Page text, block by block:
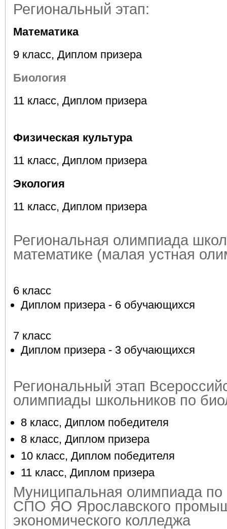
Региональный этап:
Математика
9 класс, Диплом призера
Биология
11 класс, Диплом призера
Физическая культура
11 класс, Диплом призера
Экология
11 класс, Диплом призера
Региональная олимпиада
математике (малая устная
6 класс
Диплом призера - 6 обучающихся
7 класс
Диплом призера - 3 обучающихся
Региональный этап
олимпиады школьников по
8 класс, Диплом победителя
8 класс, Диплом призера
10 класс, Диплом победителя
11 класс, Диплом призера
Муниципальная олимпиада
СПО ЯО Ярославского
экономического колледжа